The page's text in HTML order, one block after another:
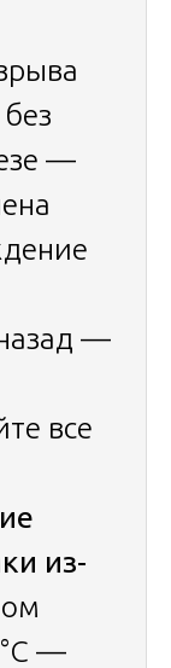
—
—
все
из-
—